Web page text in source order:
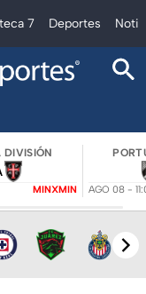
7 Deportes
DIVISIÓN
MINXMIN AGO 08 -